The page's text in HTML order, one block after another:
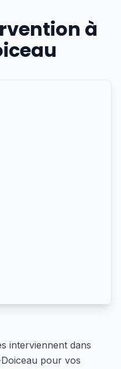
à
interviennent dans
pour vos